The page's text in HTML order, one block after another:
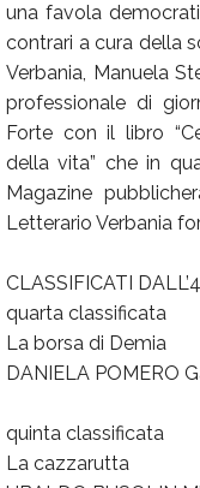
una favola
contrari a cura della
Verbania, Manuela
professionale di
Forte con il libro
della vita” che in
Magazine
Letterario Verbania
CLASSIFICATI
quarta classificata
La borsa di Demia
DANIELA POMERO
quinta classificata
La cazzarutta